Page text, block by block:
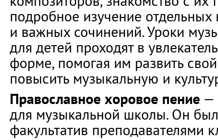
подробное изучение
и важных сочинений. Уроки
для детей проходят в
форме, помогая им развить
повысить музыкальную и
Православное хоровое пение —
для музыкальной школы. Он
факультатив преподавателями